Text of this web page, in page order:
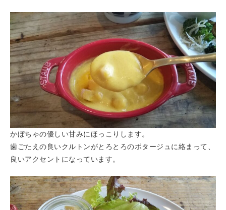
かぼちゃの優しい甘みにほっこりします。
歯ごたえの良いクルトンがとろとろのポタージュに絡まって、
良いアクセントになっています。